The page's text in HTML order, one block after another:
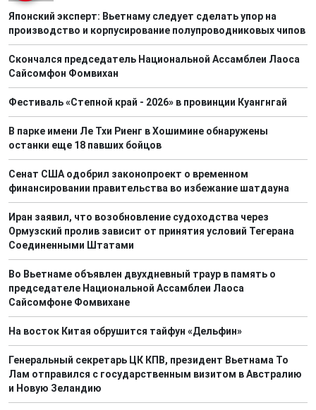
Японский эксперт: Вьетнаму следует сделать упор на
производство и корпусирование полупроводниковых чипов
Скончался председатель Национальной Ассамблеи Лаоса
Сайсомфон Фомвихан
Фестиваль «Степной край - 2026» в провинции Куангнгай
В парке имени Ле Тхи Риенг в Хошимине обнаружены
останки еще 18 павших бойцов
Сенат США одобрил законопроект о временном
финансировании правительства во избежание шатдауна
Иран заявил, что возобновление судоходства через
Ормузский пролив зависит от принятия условий Тегерана
Соединенными Штатами
Во Вьетнаме объявлен двухдневный траур в память о
председателе Национальной Ассамблеи Лаоса
Сайсомфоне Фомвихане
На восток Китая обрушится тайфун «Дельфин»
Генеральный секретарь ЦК КПВ, президент Вьетнама То
Лам отправился с государственным визитом в Австралию
и Новую Зеландию